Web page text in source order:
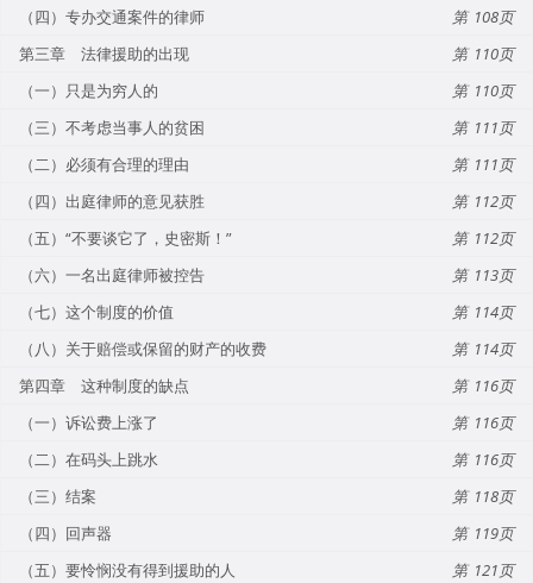
（四）专办交通案件的律师
108
第三章 法律援助的出现
110
（一）只是为穷人的
110
（三）不考虑当事人的贫困
111
（二）必须有合理的理由
111
（四）出庭律师的意见获胜
112
（五）“不要谈它了，史密斯！”
112
（六）一名出庭律师被控告
113
（七）这个制度的价值
114
（八）关于赔偿或保留的财产的收费
114
第四章 这种制度的缺点
116
（一）诉讼费上涨了
116
（二）在码头上跳水
116
（三）结案
118
（四）回声器
119
（五）要怜悯没有得到援助的人
121